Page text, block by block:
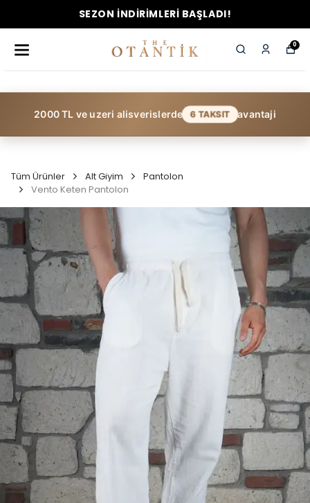
6 AY VADE FARKSIZ TAKSİT FIRSATI!
0
2000 TL ve uzeri alisverislerde 6 TAKSIT avantaji
Tüm Ürünler Alt Giyim
Pantolon
Vento Keten Pantolon